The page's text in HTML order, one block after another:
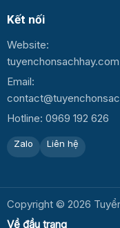
Kết nối
Website:
tuyenchonsachhay.com
Email:
Hotline: 0969 192 626
Zalo Liên hệ
Copyright © 2026
Về đầu trang